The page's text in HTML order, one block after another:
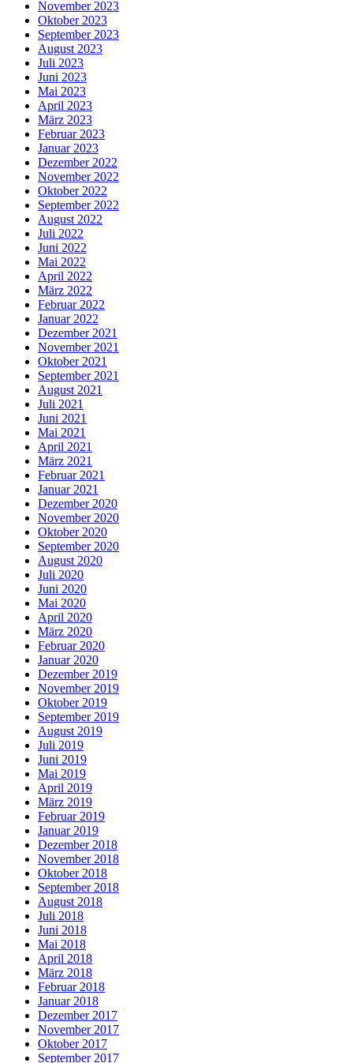
November 2023
Oktober 2023
September 2023
August 2023
Juli 2023
Juni 2023
Mai 2023
April 2023
März 2023
Februar 2023
Januar 2023
Dezember 2022
November 2022
Oktober 2022
September 2022
August 2022
Juli 2022
Juni 2022
Mai 2022
April 2022
März 2022
Februar 2022
Januar 2022
Dezember 2021
November 2021
Oktober 2021
September 2021
August 2021
Juli 2021
Juni 2021
Mai 2021
April 2021
März 2021
Februar 2021
Januar 2021
Dezember 2020
November 2020
Oktober 2020
September 2020
August 2020
Juli 2020
Juni 2020
Mai 2020
April 2020
März 2020
Februar 2020
Januar 2020
Dezember 2019
November 2019
Oktober 2019
September 2019
August 2019
Juli 2019
Juni 2019
Mai 2019
April 2019
März 2019
Februar 2019
Januar 2019
Dezember 2018
November 2018
Oktober 2018
September 2018
August 2018
Juli 2018
Juni 2018
Mai 2018
April 2018
März 2018
Februar 2018
Januar 2018
Dezember 2017
November 2017
Oktober 2017
September 2017